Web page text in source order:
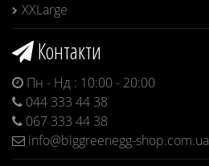
XXLarge
Контакти
Пн - Нд : 10:00 - 20:00
044 333 44 38
067 333 44 38
info@biggreenegg-shop.com.ua